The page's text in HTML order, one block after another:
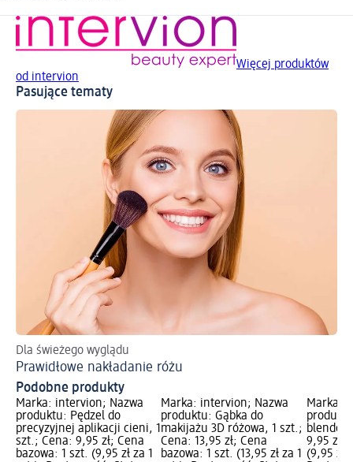
Więcej produktów
od intervion
Pasujące tematy
Dla świeżego wyglądu
Prawidłowe nakładanie różu
Podobne produkty
Marka: intervion; Nazwa
produktu: Pędzel do
precyzyjnej aplikacji cieni, 1
szt.; Cena: 9,95 zł; Cena
bazowa: 1 szt. (9,95 zł za 1
Marka: intervion; Nazwa
produktu: Gąbka do
makijażu 3D różowa, 1 szt.;
Cena: 13,95 zł; Cena
bazowa: 1 szt. (13,95 zł za 1
Marka:
9,95 zł;
(9,95 zł